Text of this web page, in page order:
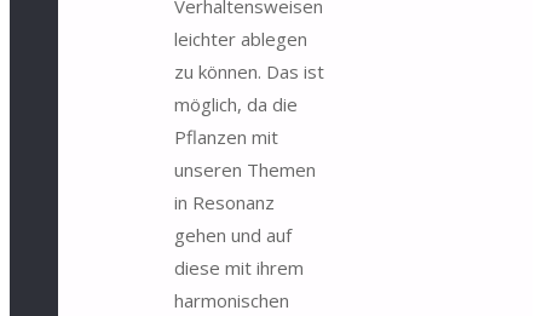
Verhaltensweisen
leichter ablegen
zu können. Das ist
möglich, da die
Pflanzen mit
unseren Themen
in Resonanz
gehen und auf
diese mit ihrem
harmonischen